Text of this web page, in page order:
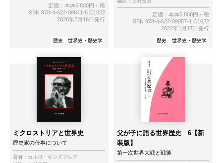
定価：本体5,800円＋税
ISBN 978-4-622-09841-6 C1022
2026年2月16日発行
歴史 世界史・歴史学
定価：本体5,800円＋税
ISBN 978-4-622-09057-1 C1022
2022年1月17日発行
歴史 世界史・歴史学
ミクロストリアと世界史
歴史家の仕事について
著者： カルロ・ギンズブルグ
父が子に語る世界歴史 6【新
装版】
第一次世界大戦と戦後